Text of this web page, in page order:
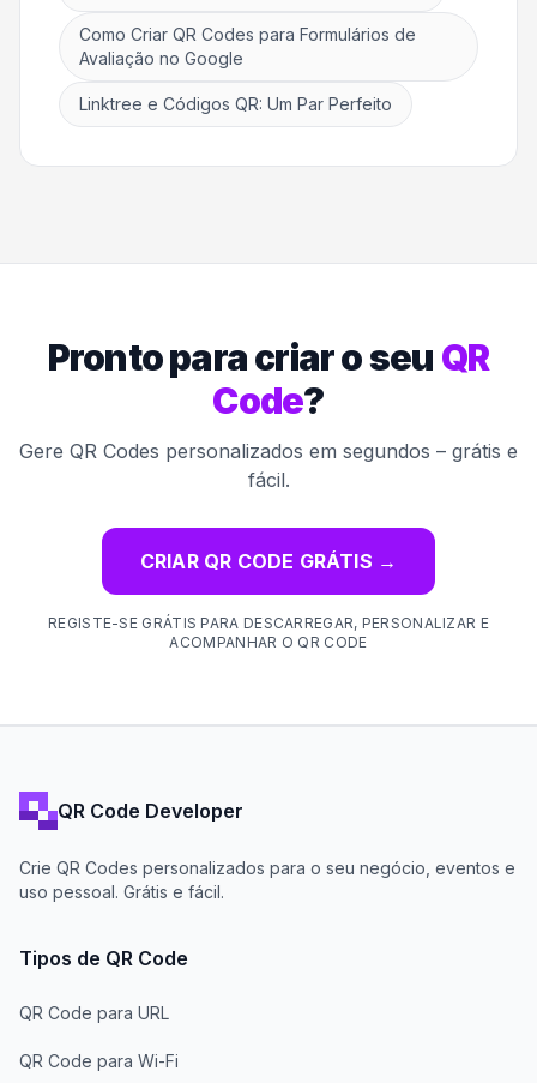
Como Criar QR Codes para Formulários de
Avaliação no Google
Linktree e Códigos QR: Um Par Perfeito
Pronto para criar o seu QR
Code?
Gere QR Codes personalizados em segundos – grátis e
fácil.
CRIAR QR CODE GRÁTIS →
REGISTE-SE GRÁTIS PARA DESCARREGAR, PERSONALIZAR E
ACOMPANHAR O QR CODE
QR Code Developer
Crie QR Codes personalizados para o seu negócio, eventos e
uso pessoal. Grátis e fácil.
Tipos de QR Code
QR Code para URL
QR Code para Wi-Fi